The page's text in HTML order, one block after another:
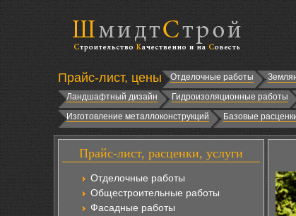
Прайс-лист, цены Отделочные работы
Ландшафтный дизайн
Гидроизоляционные работы
Изготовление металлоконструкций
Базовые
Прайс-лист, расценки, услуги
Отделочные работы
Общестроительные работы
Фасадные работы